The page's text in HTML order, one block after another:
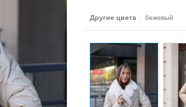
Другие цвета : бежевый